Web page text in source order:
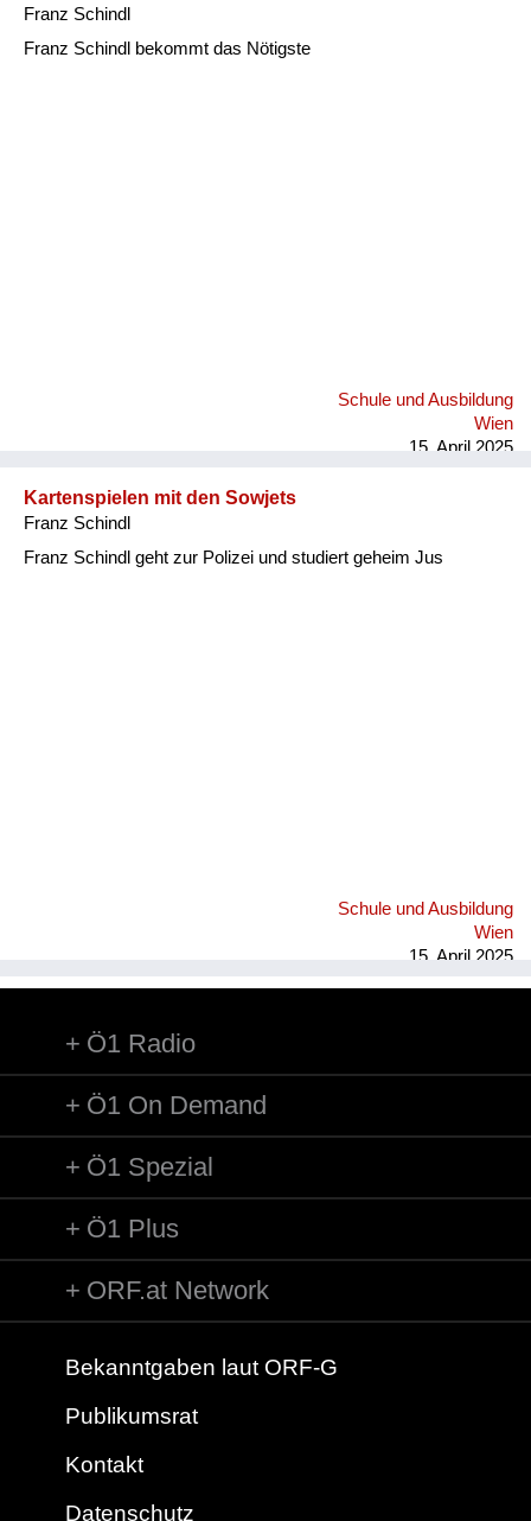
Franz Schindl
Franz Schindl bekommt das Nötigste
Schule und Ausbildung
Wien
15. April 2025
Kartenspielen mit den Sowjets
Franz Schindl
Franz Schindl geht zur Polizei und studiert geheim Jus
Schule und Ausbildung
Wien
15. April 2025
Ö1 Radio
Ö1 On Demand
Ö1 Spezial
Ö1 Plus
ORF.at Network
Bekanntgaben laut ORF-G
Publikumsrat
Kontakt
Datenschutz